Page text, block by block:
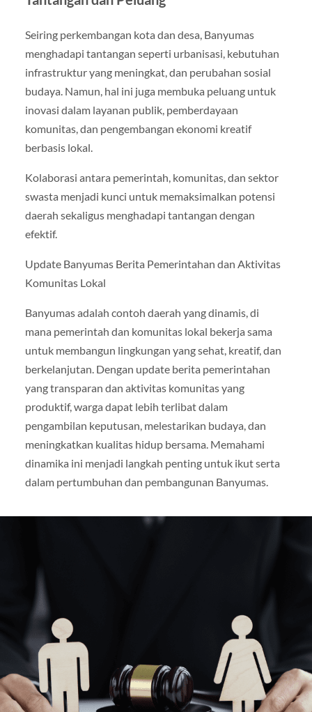
Seiring perkembangan kota dan desa, Banyumas
menghadapi tantangan seperti urbanisasi, kebutuhan
infrastruktur yang meningkat, dan perubahan sosial
budaya. Namun, hal ini juga membuka peluang untuk
inovasi dalam layanan publik, pemberdayaan
komunitas, dan pengembangan ekonomi kreatif
berbasis lokal.
Kolaborasi antara pemerintah, komunitas, dan sektor
swasta menjadi kunci untuk memaksimalkan potensi
daerah sekaligus menghadapi tantangan dengan
efektif.
Update Banyumas Berita Pemerintahan dan Aktivitas
Komunitas Lokal
Banyumas adalah contoh daerah yang dinamis, di
mana pemerintah dan komunitas lokal bekerja sama
untuk membangun lingkungan yang sehat, kreatif, dan
berkelanjutan. Dengan update berita pemerintahan
yang transparan dan aktivitas komunitas yang
produktif, warga dapat lebih terlibat dalam
pengambilan keputusan, melestarikan budaya, dan
meningkatkan kualitas hidup bersama. Memahami
dinamika ini menjadi langkah penting untuk ikut serta
dalam pertumbuhan dan pembangunan Banyumas.